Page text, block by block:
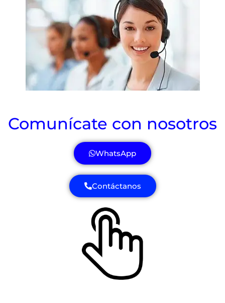
Comunícate con nosotros
WhatsApp
Contáctanos